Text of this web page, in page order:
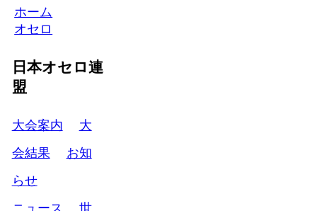
ホーム
オセロ
日本オセロ連
盟
大会案内
大
会結果
お知
らせ
ニュース
世